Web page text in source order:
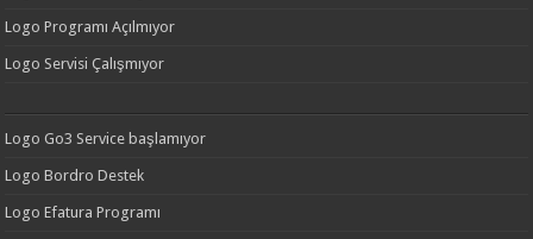
Logo Programı Açılmıyor
Logo Servisi Çalışmıyor
Logo Go3 Service başlamıyor
Logo Bordro Destek
Logo Efatura Programı